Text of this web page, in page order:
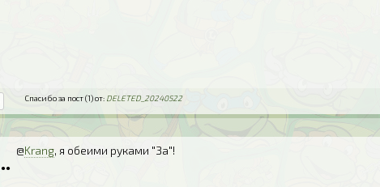
Спасибо за пост (1) от: DELETED_20240522
●●
@Krang, я обеими руками "За"!